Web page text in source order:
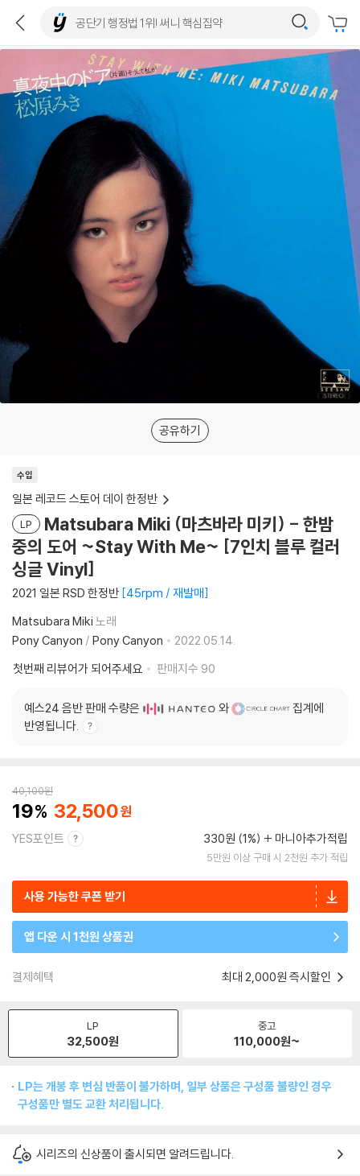
공유하기
수입
일본 레코드 스토어 데이 한정반
LP
Matsubara Miki (마츠바라 미키) - 한밤
중의 도어 ~Stay With Me~ [7인치 블루 컬러
싱글 Vinyl]
2021 일본 RSD 한정반 45rpm / 재발매
Matsubara Miki 노래
Pony Canyon / Pony Canyon
2022.05.14.
첫번째 리뷰어가 되어주세요
판매지수 90
예스24 음반 판매 수량은 와
집계에
반영됩니다.
40,100원
19 32,500
YES포인트 330원 (1%) 마니아추가적립
5만원 이상 구매 시 2천원 추가 적립
사용 가능한 쿠폰 받기
앱 다운 시 1천원 상품권
결제혜택 최대 2,000원 즉시할인
LP
32,500원
중고
110,000원~
LP는 개봉 후 변심 반품이 불가하며, 일부 상품은 구성품 불량인 경우
구성품만 별도 교환 처리됩니다.
시리즈의 신상품이 출시되면 알려드립니다.